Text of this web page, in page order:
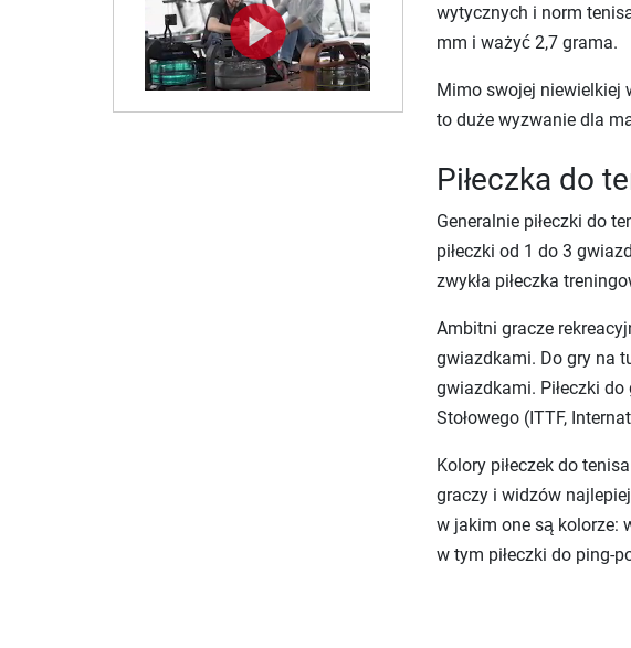
wytycznych i norm
mm i ważyć 2,7 grama.
Mimo swojej niewielkiej
to duże wyzwanie dla
Piłeczka do
Generalnie piłeczki do
piłeczki od 1 do 3
zwykła piłeczka
Ambitni gracze
gwiazdkami. Do gry na
gwiazdkami. Piłeczki
Stołowego (ITTF,
Kolory piłeczek do
graczy i widzów
w jakim one są kolorze:
w tym piłeczki do ping-